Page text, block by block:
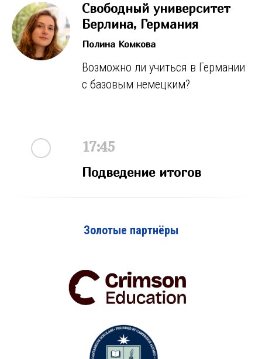
Свободный университет
Берлина, Германия
Полина Комкова
Возможно ли учиться в Германии
с базовым немецким?
17:45
Подведение итогов
Золотые партнёры
+7(499) 322-34-03